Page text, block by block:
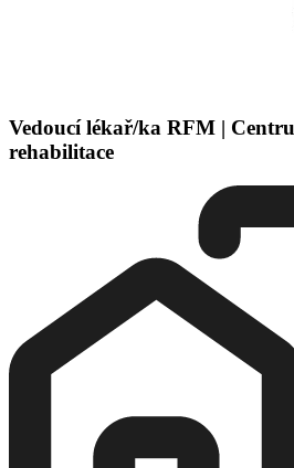
Vedoucí lékař/ka RFM |
rehabilitace